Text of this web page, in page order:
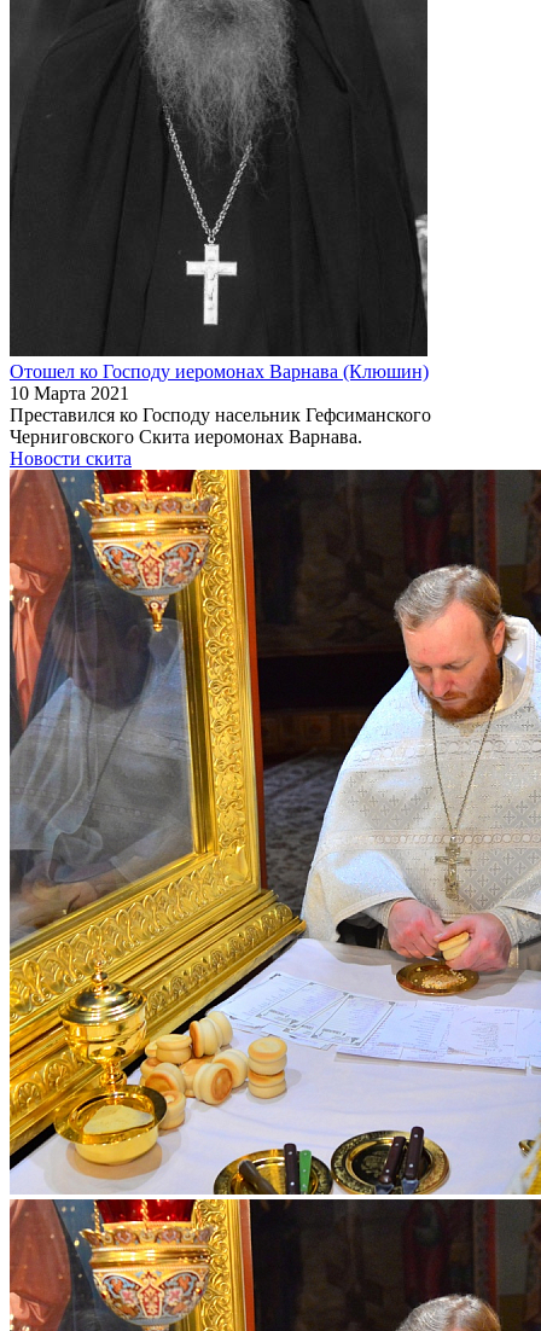
Отошел ко Господу иеромонах Варнава (Клюшин)
10 Марта 2021
Преставился ко Господу насельник Гефсиманского
Черниговского Скита иеромонах Варнава.
Новости скита